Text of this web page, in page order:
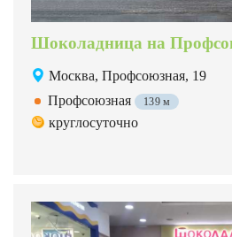
Шоколадница на
Москва, Профсоюзная, 19
Профсоюзная
139 м
круглосуточно